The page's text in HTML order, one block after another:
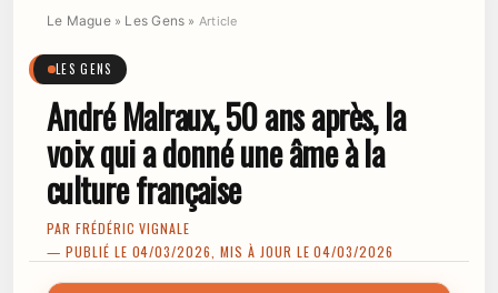
Le Mague» Les Gens » Article
LES GENS
André Malraux, 50 ans après, la
voix qui a donné une âme à la
culture française
PAR FRÉDÉRIC VIGNALE
— PUBLIÉ LE 04/03/2026, MIS À JOUR LE 04/03/2026